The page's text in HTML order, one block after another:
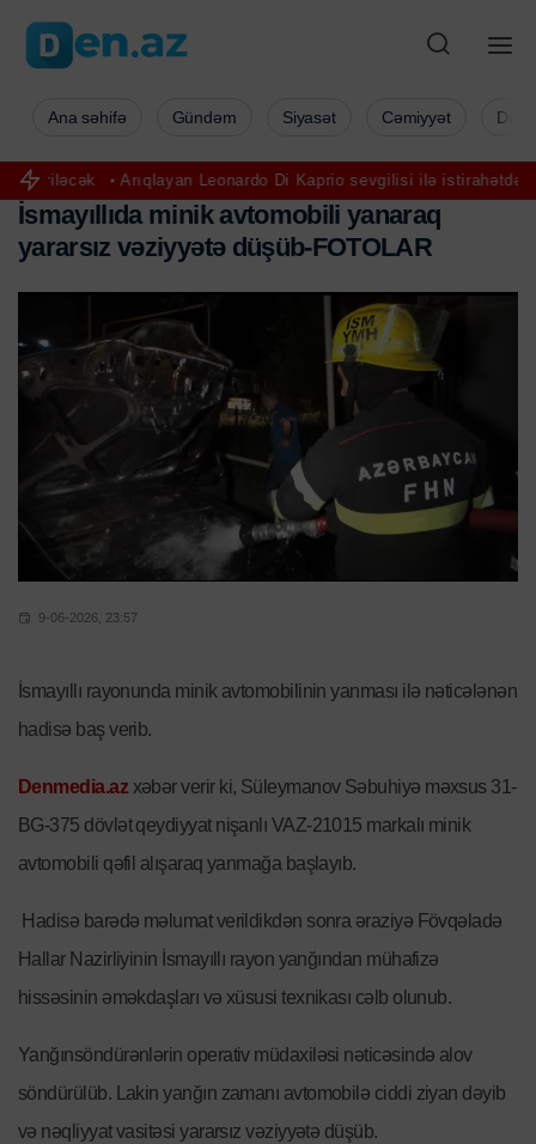
Arıqlayan Leonardo Di Kaprio sevgilisi ilə istirahətdə
Ana səhifə Gündəm Siyasət Cəmiyyət
İsmayıllıda minik avtomobili yanaraq
yararsız vəziyyətə düşüb-FOTOLAR
9-06-2026, 23:57
İsmayıllı rayonunda minik avtomobilinin yanması ilə nəticələnən
hadisə baş verib.
Denmedia.azxəbər verir ki, Süleymanov Səbuhiyə məxsus 31-
BG-375 dövlət qeydiyyat nişanlı VAZ-21015 markalı minik
avtomobili qəfil alışaraq yanmağa başlayıb.
Hadisə barədə məlumat verildikdən sonra əraziyə Fövqəladə
Hallar Nazirliyinin İsmayıllı rayon yanğından mühafizə
hissəsinin əməkdaşları və xüsusi texnikası cəlb olunub.
Yanğınsöndürənlərin operativ müdaxiləsi nəticəsində alov
söndürülüb. Lakin yanğın zamanı avtomobilə ciddi ziyan dəyib
və nəqliyyat vasitəsi yararsız vəziyyətə düşüb.